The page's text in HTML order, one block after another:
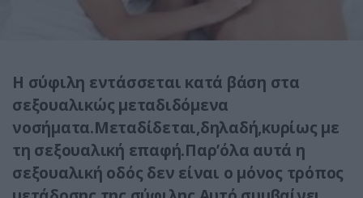
Η σύφιλη εντάσσεται κατά βάση στα
σεξουαλικώς μεταδιδόμενα
νοσήματα.Μεταδίδεται,δηλαδή,κυρίως με
τη σεξουαλική επαφή.Παρ’όλα αυτά η
σεξουαλική οδός δεν είναι ο μόνος τρόπος